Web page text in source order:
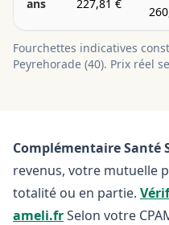
ans
227,81 €
Fourchettes indicatives
Peyrehorade (40). Prix réel
Complémentaire Santé
revenus, votre mutuelle
totalité ou en partie.
ameli.frSelon votre